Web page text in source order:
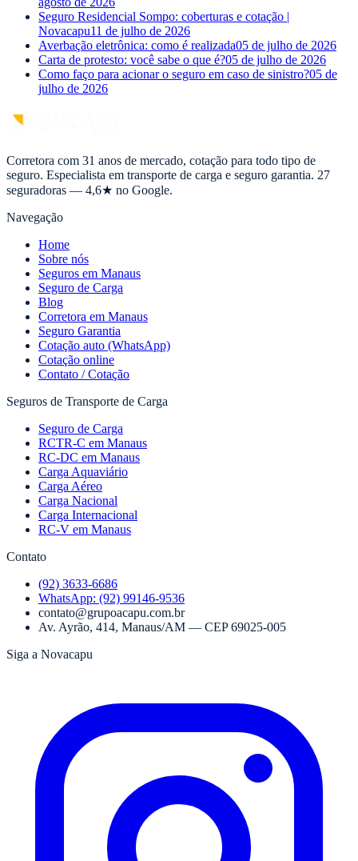
Seguro Residencial Sompo: coberturas e cotação |
Novacapu11 de julho de 2026
Averbação eletrônica: como é realizada05 de julho de 2026
Carta de protesto: você sabe o que é?05 de julho de 2026
Como faço para acionar o seguro em caso de sinistro?05 de
julho de 2026
Corretora com 31 anos de mercado, cotação para todo tipo de
seguro. Especialista em transporte de carga e seguro garantia. 27
seguradoras — 4,6★ no Google.
Navegação
Home
Sobre nós
Seguros em Manaus
Seguro de Carga
Blog
Corretora em Manaus
Seguro Garantia
Cotação auto (WhatsApp)
Cotação online
Contato / Cotação
Seguros de Transporte de Carga
Seguro de Carga
RCTR-C em Manaus
RC-DC em Manaus
Carga Aquaviário
Carga Aéreo
Carga Nacional
Carga Internacional
RC-V em Manaus
Contato
(92) 3633-6686
WhatsApp: (92) 99146-9536
contato@grupoacapu.com.br
Av. Ayrão, 414, Manaus/AM — CEP69025-005
Siga a Novacapu